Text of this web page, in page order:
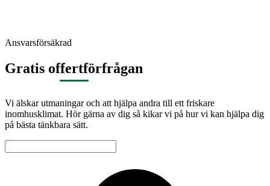
Ansvarsförsäkrad
Gratis offertförfrågan
Vi älskar utmaningar och att hjälpa andra till ett friskare
inomhusklimat. Hör gärna av dig så kikar vi på hur vi kan hjälpa dig
på bästa tänkbara sätt.